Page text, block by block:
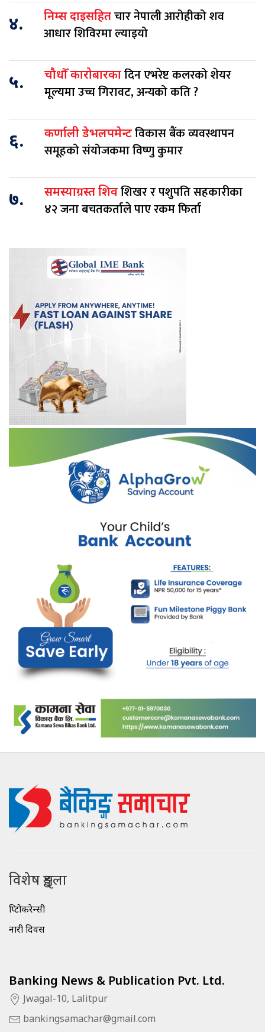
४. निम्स दाइसहितचार नेपाली आरोहीको शव
आधार शिविरमा ल्याइयो
५. चौधौँ कारोबारकादिन एभरेष्ट कलरको शेयर
मूल्यमा उच्च गिरावट, अन्यको कति ?
६. कर्णाली डेभलपमेन्टविकास बैंक व्यवस्थापन
समूहको संयोजकमा विष्णु कुमार
७. समस्याग्रस्त शिवशिखर र पशुपति सहकारीका
४२ जना बचतकर्ताले पाए रकम फिर्ता
विशेष शृङ्खला
क्रिप्टोकरेन्सी
नारी दिवस
Banking News & Publication Pvt. Ltd.
Jwagal-10, Lalitpur
bankingsamachar@gmail.com